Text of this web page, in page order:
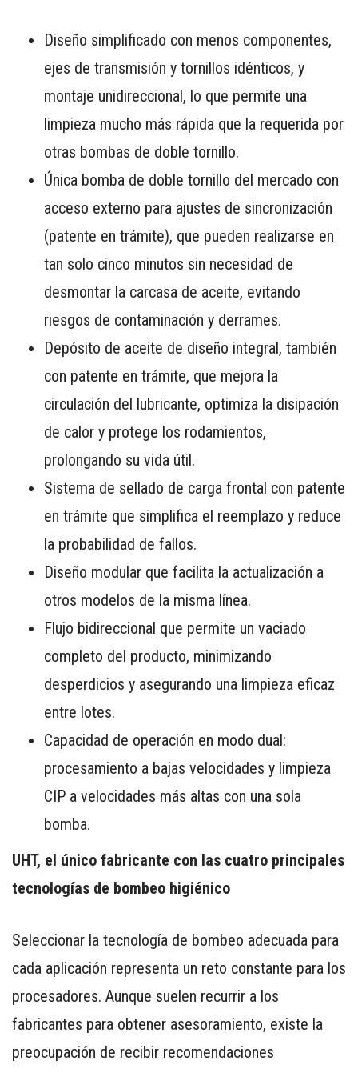
Diseño simplificado con menos componentes,
ejes de transmisión y tornillos idénticos, y
montaje unidireccional, lo que permite una
limpieza mucho más rápida que la requerida por
otras bombas de doble tornillo.
Única bomba de doble tornillo del mercado con
acceso externo para ajustes de sincronización
(patente en trámite), que pueden realizarse en
tan solo cinco minutos sin necesidad de
desmontar la carcasa de aceite, evitando
riesgos de contaminación y derrames.
Depósito de aceite de diseño integral, también
con patente en trámite, que mejora la
circulación del lubricante, optimiza la disipación
de calor y protege los rodamientos,
prolongando su vida útil.
Sistema de sellado de carga frontal con patente
en trámite que simplifica el reemplazo y reduce
la probabilidad de fallos.
Diseño modular que facilita la actualización a
otros modelos de la misma línea.
Flujo bidireccional que permite un vaciado
completo del producto, minimizando
desperdicios y asegurando una limpieza eficaz
entre lotes.
Capacidad de operación en modo dual:
procesamiento a bajas velocidades y limpieza
CIP a velocidades más altas con una sola
bomba.
UHT, el único fabricante con las cuatro principales
tecnologías de bombeo higiénico
Seleccionar la tecnología de bombeo adecuada para
cada aplicación representa un reto constante para los
procesadores. Aunque suelen recurrir a los
fabricantes para obtener asesoramiento, existe la
preocupación de recibir recomendaciones